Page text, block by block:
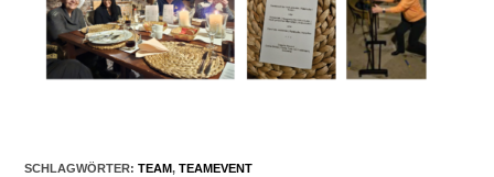
SCHLAGWÖRTER:TEAM, TEAMEVENT